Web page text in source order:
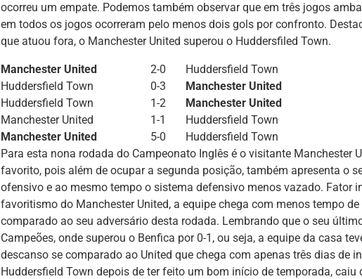
ocorreu um empate. Podemos também observar que em três jogos
em todos os jogos ocorreram pelo menos dois gols por confronto.
que atuou fora, o Manchester United superou o Huddersfiled Town.
Manchester United 2-0 Huddersfield Town
Huddersfield Town
0-3 Manchester United
Huddersfield Town
1-2 Manchester United
Manchester United
1-1 Huddersfield Town
Manchester United
5-0 Huddersfield Town
Para esta nona rodada do Campeonato Inglês é o visitante Manchester
favorito, pois além de ocupar a segunda posição, também apresenta o
ofensivo e ao mesmo tempo o sistema defensivo menos vazado. Fator
favoritismo do Manchester United, a equipe chega com menos tempo
comparado ao seu adversário desta rodada. Lembrando que o seu
Campeões, onde superou o Benfica por 0-1, ou seja, a equipe da casa
descanso se comparado ao United que chega com apenas três dias de
Huddersfield Town depois de ter feito um bom início de temporada, caiu